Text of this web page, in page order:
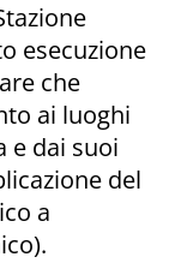
esecuzione
che
ai luoghi
e dai suoi
del
a